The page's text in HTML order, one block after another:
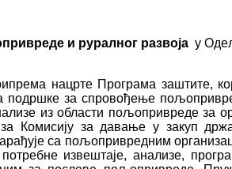
и руралног развоја у
нацрте Програма заштите,
подршке за спровођење
из области пољопривреде за
за Комисију за давање у закуп
са пољопривредним
извештаје, анализе,